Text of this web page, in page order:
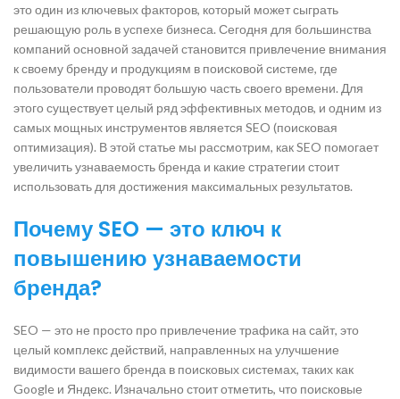
это один из ключевых факторов, который может сыграть
решающую роль в успехе бизнеса. Сегодня для большинства
компаний основной задачей становится привлечение внимания
к своему бренду и продукциям в поисковой системе, где
пользователи проводят большую часть своего времени. Для
этого существует целый ряд эффективных методов, и одним из
самых мощных инструментов является SEO (поисковая
оптимизация). В этой статье мы рассмотрим, как SEO помогает
увеличить узнаваемость бренда и какие стратегии стоит
использовать для достижения максимальных результатов.
Почему SEO — это ключ к
повышению узнаваемости
бренда?
SEO — это не просто про привлечение трафика на сайт, это
целый комплекс действий, направленных на улучшение
видимости вашего бренда в поисковых системах, таких как
Google и Яндекс. Изначально стоит отметить, что поисковые